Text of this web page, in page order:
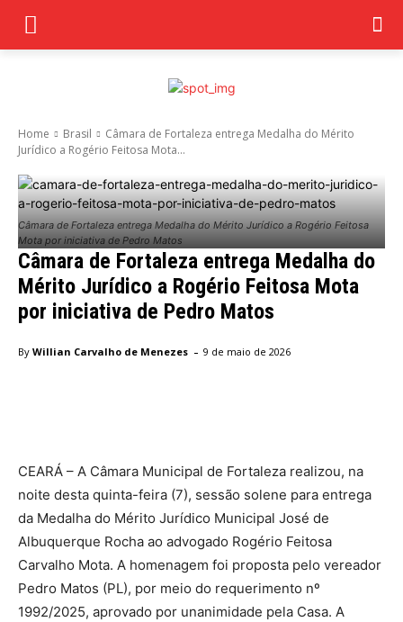
Home Brasil
Câmara de Fortaleza entrega Medalha do Mérito
Jurídico a Rogério Feitosa Mota...
Câmara de Fortaleza entrega Medalha do Mérito Jurídico a Rogério Feitosa
Mota por iniciativa de Pedro Matos
Câmara de Fortaleza entrega Medalha do
Mérito Jurídico a Rogério Feitosa Mota
por iniciativa de Pedro Matos
By Willian Carvalho de Menezes - 9 de maio de 2026
CEARÁ – A Câmara Municipal de Fortaleza realizou, na
noite desta quinta-feira (7), sessão solene para entrega
da Medalha do Mérito Jurídico Municipal José de
Albuquerque Rocha ao advogado Rogério Feitosa
Carvalho Mota. A homenagem foi proposta pelo vereador
Pedro Matos (PL), por meio do requerimento nº
1992/2025, aprovado por unanimidade pela Casa. A